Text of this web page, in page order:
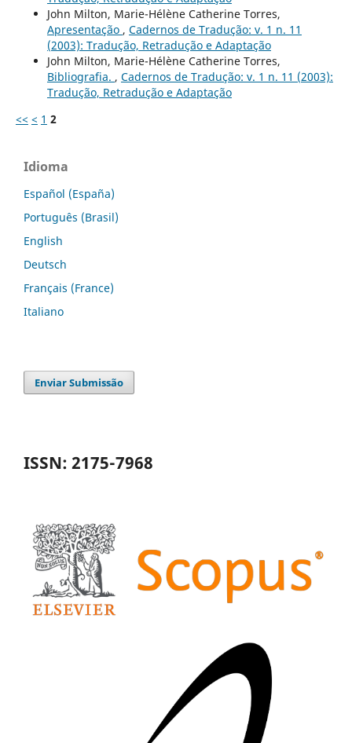
John Milton, Marie-Hélène Catherine Torres,
Apresentação , Cadernos de Tradução: v. 1 n. 11
(2003): Tradução, Retradução e Adaptação
John Milton, Marie-Hélène Catherine Torres,
Bibliografia. , Cadernos de Tradução: v. 1 n. 11 (2003):
Tradução, Retradução e Adaptação
<< < 1 2
Idioma
Español (España)
Português (Brasil)
English
Deutsch
Français (France)
Italiano
Enviar Submissão
ISSN: 2175-7968